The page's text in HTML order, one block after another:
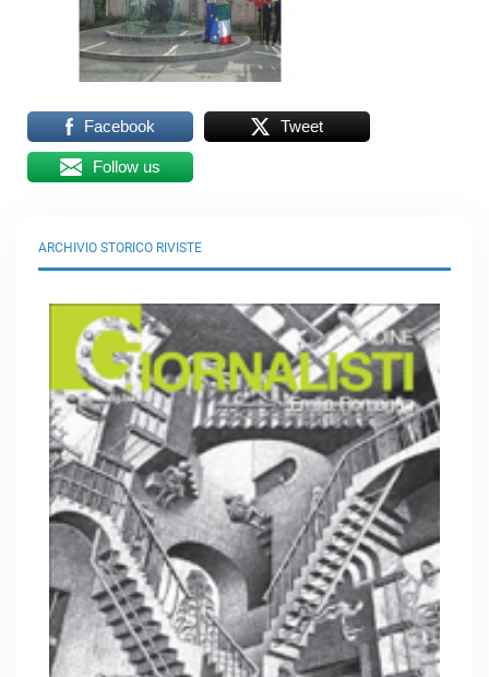
Facebook Tweet
Follow us
ARCHIVIO STORICO RIVISTE